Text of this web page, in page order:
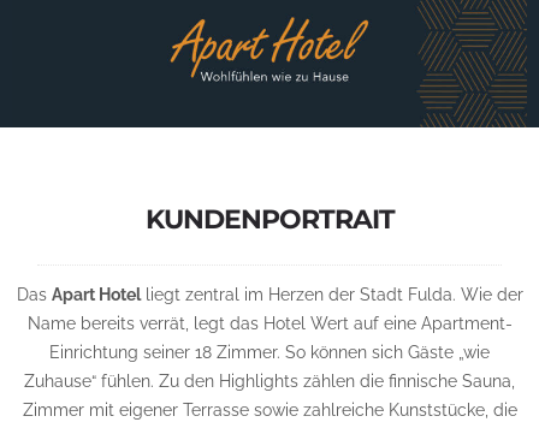
KUNDENPORTRAIT
Das Apart Hotelliegt zentral im Herzen der Stadt Fulda. Wie der
Name bereits verrät, legt das Hotel Wert auf eine Apartment-
Einrichtung seiner 18 Zimmer. So können sich Gäste „wie
Zuhause“ fühlen. Zu den Highlights zählen die finnische Sauna,
Zimmer mit eigener Terrasse sowie zahlreiche Kunststücke, die